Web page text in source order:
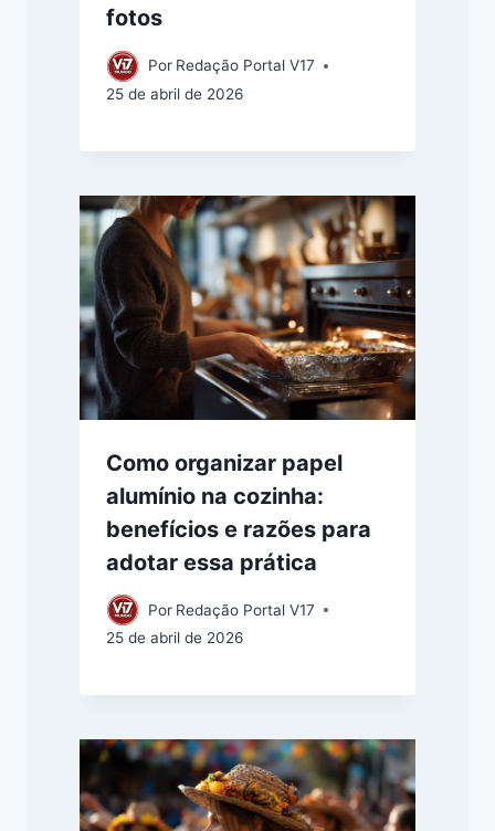
fotos
Por Redação Portal V17
25 de abril de 2026
Como organizar papel
alumínio na cozinha:
benefícios e razões para
adotar essa prática
Por Redação Portal V17
25 de abril de 2026